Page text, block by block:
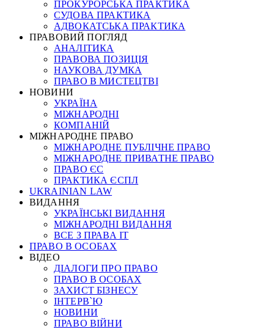
ПРОКУРОРСЬКА ПРАКТИКА
СУДОВА ПРАКТИКА
АДВОКАТСЬКА ПРАКТИКА
ПРАВОВИЙ ПОГЛЯД
АНАЛІТИКА
ПРАВОВА ПОЗИЦІЯ
НАУКОВА ДУМКА
ПРАВО В МИСТЕЦТВІ
НОВИНИ
УКРАЇНА
МІЖНАРОДНІ
КОМПАНІЙ
МІЖНАРОДНЕ ПРАВО
МІЖНАРОДНЕ ПУБЛІЧНЕ ПРАВО
МІЖНАРОДНЕ ПРИВАТНЕ ПРАВО
ПРАВО ЄС
ПРАКТИКА ЄСПЛ
UKRAINIAN LAW
ВИДАННЯ
УКРАЇНСЬКІ ВИДАННЯ
МІЖНАРОДНІ ВИДАННЯ
ВСЕ З ПРАВА ІТ
ПРАВО В ОСОБАХ
ВІДЕО
ДІАЛОГИ ПРО ПРАВО
ПРАВО В ОСОБАХ
ЗАХИСТ БІЗНЕСУ
ІНТЕРВ`Ю
НОВИНИ
ПРАВО ВІЙНИ